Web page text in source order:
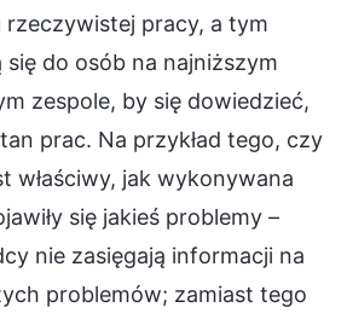
rzeczywistej pracy, a tym
się do osób na najniższym
zespole, by się dowiedzieć,
prac. Na przykład tego, czy
właściwy, jak wykonywana
się jakieś problemy –
nie zasięgają informacji na
problemów; zamiast tego